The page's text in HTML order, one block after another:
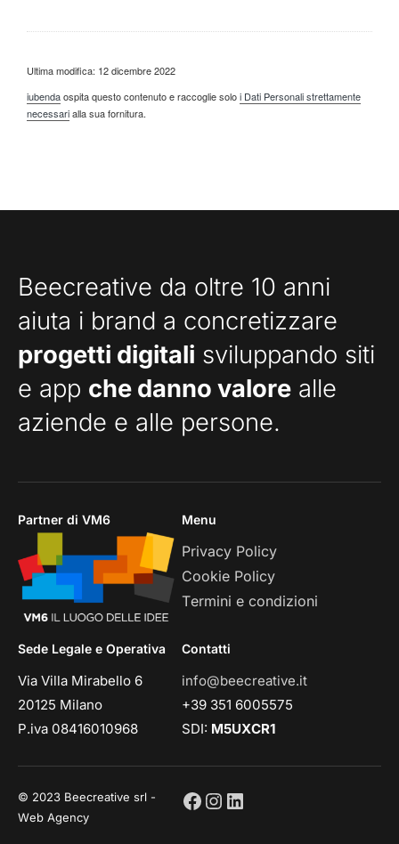
Ultima modifica: 12 dicembre 2022
iubendaospita questo contenuto e raccoglie soloi Dati Personali strettamente
necessarialla sua fornitura.
Beecreative da oltre 10 anni
aiuta i brand a concretizzare
progetti digitali sviluppando siti
e app che danno valore alle
aziende e alle persone.
Partner di VM6 Menu
Privacy Policy
Cookie Policy
Termini e condizioni
Sede Legale e Operativa
Via Villa Mirabello 6
20125 Milano
P.iva 08416010968
Contatti
info@beecreative.it
+39 351 6005575
SDI: M5UXCR1
© 2023 Beecreative srl -
Web Agency